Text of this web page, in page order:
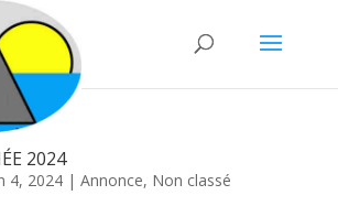
2024
4, 2024| Annonce, Non classé